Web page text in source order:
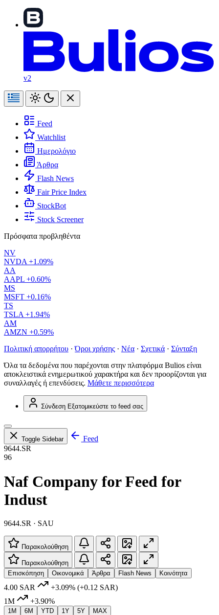
v2
Feed
Watchlist
Ημερολόγιο
Άρθρα
Flash News
Fair Price Index
StockBot
Stock Screener
Πρόσφατα προβληθέντα
NV
NVDA +1.09%
AA
AAPL +0.60%
MS
MSFT +0.16%
TS
TSLA +1.94%
AM
AMZN +0.59%
Πολιτική απορρήτου · Όροι χρήσης · Νέα · Σχετικά · Σύνταξη
Όλα τα δεδομένα που παρέχονται στην πλατφόρμα Bulios είναι
αποκλειστικά ενημερωτικού χαρακτήρα και δεν προορίζονται για
συναλλαγές ή επενδύσεις. Μάθετε περισσότερα
Σύνδεση Εξατομικεύστε το feed σας
Toggle Sidebar
Feed
9644.SR
96
Naf Company for Feed for
Indust
9644.SR · SAU
Παρακολούθηση
Παρακολούθηση
Επισκόπηση
Οικονομικά Άρθρα Flash News Κοινότητα
4.00 SAR +3.09% (+0.12 SAR)
1M
+3.90%
1M 6M YTD 1Y 5Y MAX